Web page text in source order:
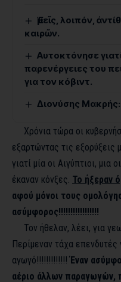
Ἐμεῖς, λοιπόν,
καιρῶν.
Αυτοκτόνησε
παρενέργειες του
για τον κόβιντ.
Διονύσης
Χρόνια τώρα οι
εξαρτώντας τις εξορύξεις
γιατί μία οι Αιγύπτιοι, μια
έκαναν κόνξες. Το ήξεραν
αφού μόνοι τους
ασύμφορος!!!!!!!!!!!!!!!!!
Τον ήθελαν, λέει, για
Περίμεναν τάχα
αγωγό!!!!!!!!!!!!!Έναν
αέριο άλλων παραγωγών,